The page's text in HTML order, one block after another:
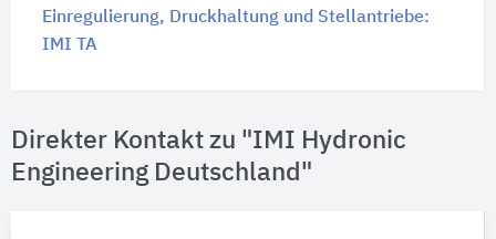
Einregulierung, Druckhaltung und Stellantriebe:
IMI TA
Direkter Kontakt zu "IMI Hydronic
Engineering Deutschland"